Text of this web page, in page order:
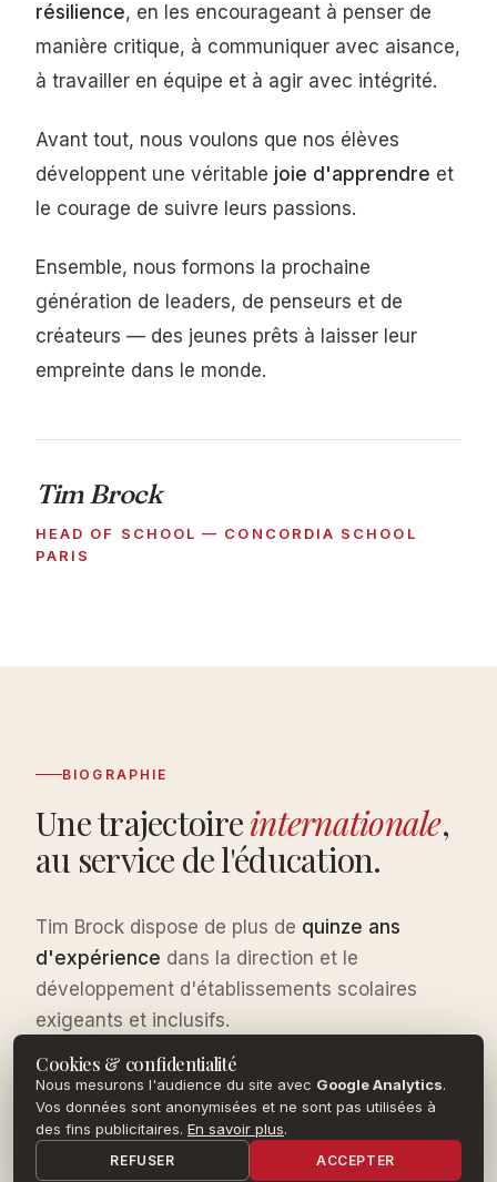
résilience, en les encourageant à penser de
manière critique, à communiquer avec aisance,
à travailler en équipe et à agir avec intégrité.
Avant tout, nous voulons que nos élèves
développent une véritable joie d'apprendre et
le courage de suivre leurs passions.
Ensemble, nous formons la prochaine
génération de leaders, de penseurs et de
créateurs — des jeunes prêts à laisser leur
empreinte dans le monde.
Tim Brock
HEAD OF SCHOOL — CONCORDIA SCHOOL
PARIS
BIOGRAPHIE
Une trajectoireinternationale,
au service de l'éducation.
Tim Brock dispose de plus de quinze ans
d'expérience dans la direction et le
développement d'établissements scolaires
exigeants et inclusifs.
Il a exercé des fonctions de direction au sein de
grands systèmes éducatifs, où il a piloté les
programmes, les politiques de protection de
l'enfance, le bien-être des élèves et les
Cookies & confidentialité
Nous mesurons l'audience du site avec Google Analytics.
Vos données sont anonymisées et ne sont pas utilisées à
des fins publicitaires. En savoir plus.
REFUSER ACCEPTER